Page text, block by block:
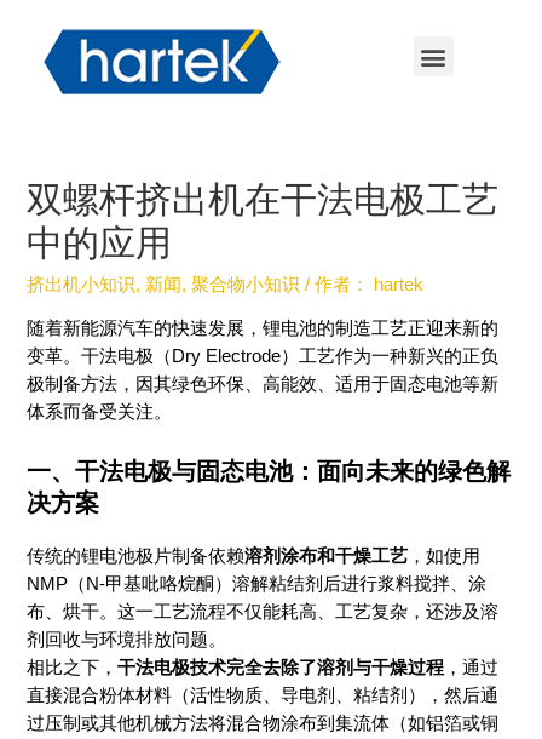
双螺杆挤出机在干法电极工艺
中的应用
挤出机小知识, 新闻,聚合物小知识 / 作者： hartek
随着新能源汽车的快速发展，锂电池的制造工艺正迎来新的
变革。干法电极（Dry Electrode）工艺作为一种新兴的正负
极制备方法，因其绿色环保、高能效、适用于固态电池等新
体系而备受关注。
一、干法电极与固态电池：面向未来的绿色解
决方案
传统的锂电池极片制备依赖溶剂涂布和干燥工艺 ，如使用
NMP（N-甲基吡咯烷酮）溶解粘结剂后进行浆料搅拌、涂
布、烘干。这一工艺流程不仅能耗高、工艺复杂，还涉及溶
剂回收与环境排放问题。
相比之下，干法电极技术完全去除了溶剂与干燥过程 ，通过
直接混合粉体材料（活性物质、导电剂、粘结剂），然后通
过压制或其他机械方法将混合物涂布到集流体（如铝箔或铜